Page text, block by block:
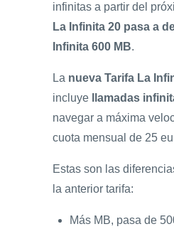
infinitas a partir del
La Infinita 20 pasa a
Infinita 600 MB.
La nueva Tarifa La
incluye llamadas
navegar a máxima
cuota mensual de 25
Estas son las
la anterior tarifa:
Más MB, pasa de